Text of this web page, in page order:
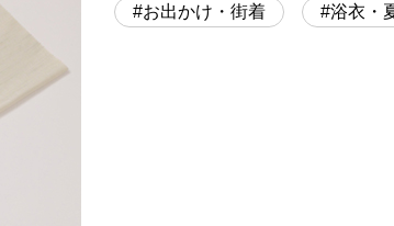
お出かけ・街着 浴衣・